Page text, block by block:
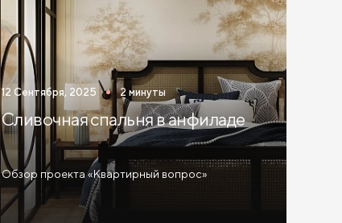
12 Сентября, 2025 2 минуты
Сливочная спальня в анфиладе
Обзор проекта «Квартирный вопрос»